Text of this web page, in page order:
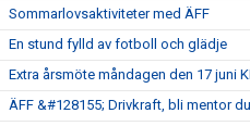
Sommarlovsaktiviteter med ÄFF
En stund fylld av fotboll och glädje
Extra årsmöte måndagen den 17 juni
ÄFF &#128155; Drivkraft, bli mentor